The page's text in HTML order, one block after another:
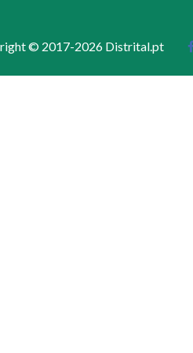
© 2017-2026 Distrital.pt